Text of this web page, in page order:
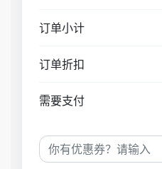
订单小计
订单折扣
需要支付